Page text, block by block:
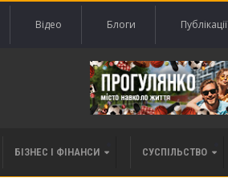
Відео Блоги Публікації
БІЗНЕС І ФІНАНСИ СУСПІЛЬСТВО